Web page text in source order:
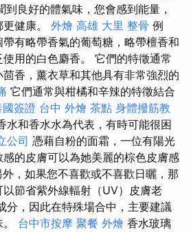
到良好的體氣味，您會感到能量，
健康。 外燴 高雄 大里 整骨 例
有略帶香氣的葡萄糖，略帶檀香和
用的白色麝香。 它們的特徵通常
香，薰衣草和其他具有非常強烈的
它們通常與柑橘和辛辣的特徵結合
國簽證 台中 外燴 茶點 身體撥筋教
水和香水水為代表，有時可能很困
公司 憑藉自粉的面霜，一位有陽光
的皮膚可以為她美麗的棕色皮膚感
外，如果您不喜歡或不喜歡日曬，那
節省紫外線輻射（UV）皮膚老
分，因此在特殊場合中，主要建議
台中市按摩 聚餐 外燴 香水玻璃